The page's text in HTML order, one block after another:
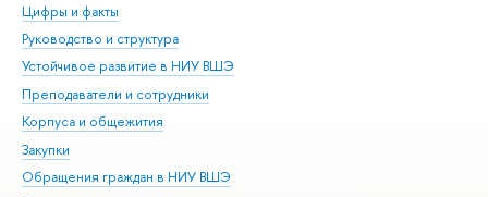
Цифры и факты
Руководство и структура
Устойчивое развитие в НИУ ВШЭ
Преподаватели и сотрудники
Корпуса и общежития
Закупки
Обращения граждан в НИУ ВШЭ